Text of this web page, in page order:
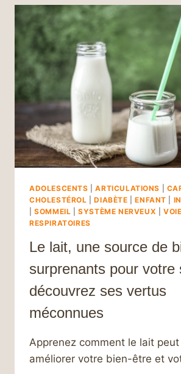
SUR
VOTRE
SANTÉ
:
COMMENT
LIMITER
DÉGÂTS
ET
ADOPTER
SAINES
HABITUDES
ADOLESCENTS |ARTICULATIONS
CHOLESTÉROL |DIABÈTE |ENFANT
|SOMMEIL |SYSTÈME NERVEUX
RESPIRATOIRES
Le lait, une source de
surprenants pour votre
découvrez ses vertus
méconnues
Apprenez comment le lait
améliorer votre bien-être et